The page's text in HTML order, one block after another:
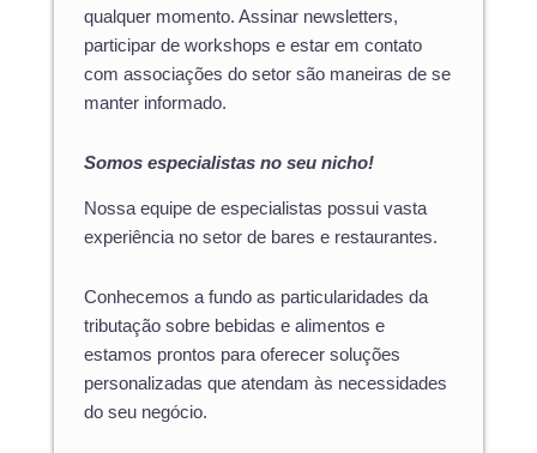
qualquer momento. Assinar newsletters,
participar de workshops e estar em contato
com associações do setor são maneiras de se
manter informado.
Somos especialistas no seu nicho!
Nossa equipe de especialistas possui vasta
experiência no setor de bares e restaurantes.
Conhecemos a fundo as particularidades da
tributação sobre bebidas e alimentos e
estamos prontos para oferecer soluções
personalizadas que atendam às necessidades
do seu negócio.